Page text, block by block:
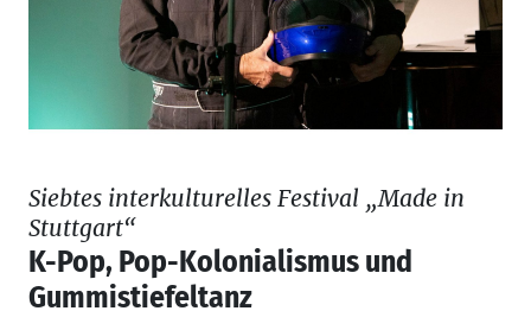
Siebtes interkulturelles Festival „Made in
Stuttgart“
K-Pop, Pop-Kolonialismus und
Gummistiefeltanz